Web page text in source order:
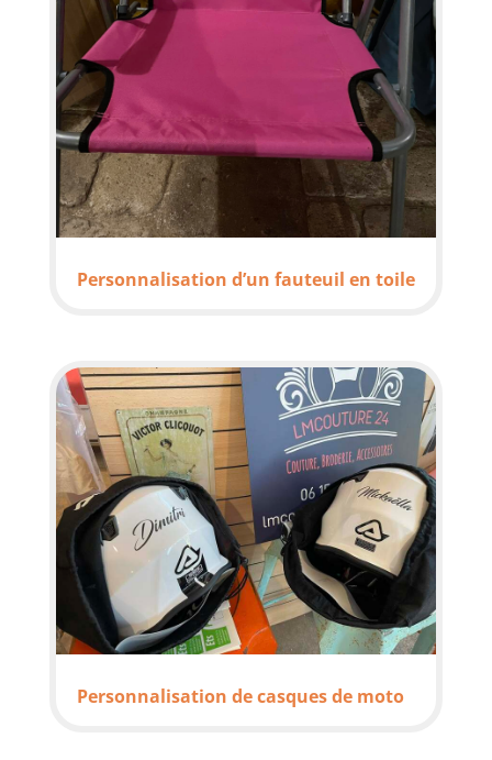
Personnalisation d’un fauteuil en toile
Personnalisation de casques de moto